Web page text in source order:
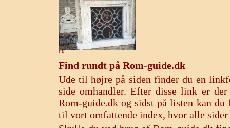
HK
Find rundt på Rom-guide.dk
Ude til højre på siden finder du en
side omhandler. Efter disse link er
Rom-guide.dk og sidst på listen kan
til vort omfattende index, hvor alle